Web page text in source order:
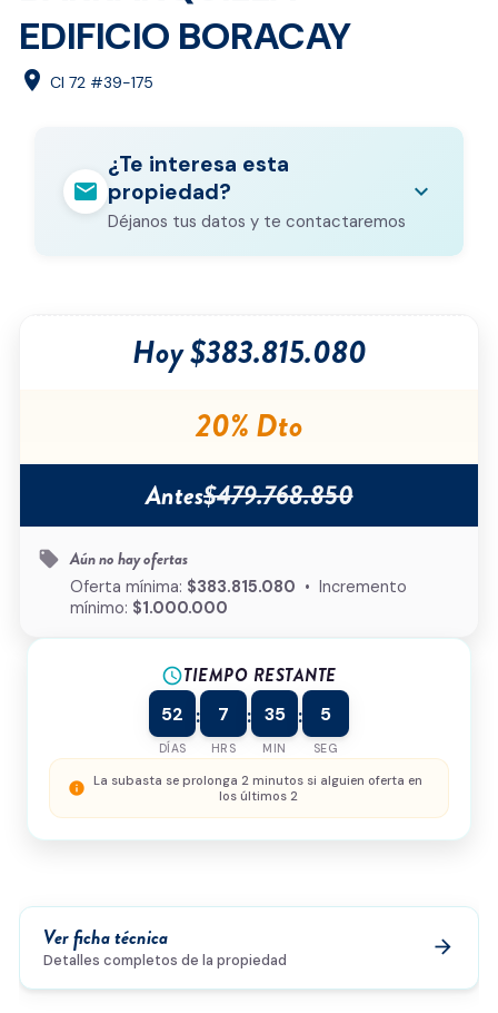
EDIFICIO BORACAY
location_on Cl 72 #39-175
mail
¿Te interesa esta
propiedad?
Déjanos tus datos y te contactaremos
expand_more
Correo electrónico
¿Cómo podemos ayudarte?
política de privacidady el
tratamiento de
Enviar solicitud
Hoy $383.815.080
20% Dto
Antes$479.768.850
local_offer Aún no hay ofertas
Oferta mínima: $383.815.080 • Incremento
mínimo: $1.000.000
scheduleTIEMPO RESTANTE
52
DÍAS
: 7
HRS
: 35
MIN
: 5
SEG
info La subasta se prolonga 2 minutos si alguien oferta en
los últimos 2
Ver ficha técnica
Detalles completos de la propiedad
arrow_forward